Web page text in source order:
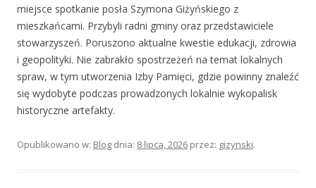
miejsce spotkanie posła Szymona Giżyńskiego z
mieszkańcami. Przybyli radni gminy oraz przedstawiciele
stowarzyszeń. Poruszono aktualne kwestie edukacji, zdrowia
i geopolityki. Nie zabrakło spostrzeżeń na temat lokalnych
spraw, w tym utworzenia Izby Pamięci, gdzie powinny znaleźć
się wydobyte podczas prowadzonych lokalnie wykopalisk
historyczne artefakty.
Opublikowano w: Blog dnia: 8 lipca, 2026 przez: gizynski.